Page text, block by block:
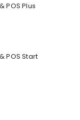
POS Plus
POS Start